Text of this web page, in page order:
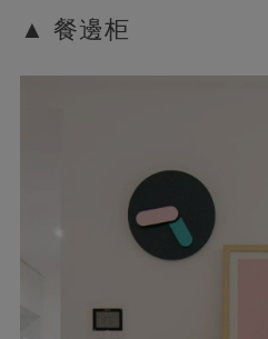
▲ 餐邊柜